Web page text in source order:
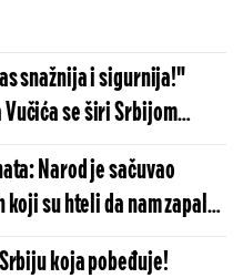
snažnija i sigurnija!"
Vučića se širi Srbijom
Narod je sačuvao
koji su hteli da nam zapale
sa Vojvodinom! (FOTO)
koja pobeđuje!